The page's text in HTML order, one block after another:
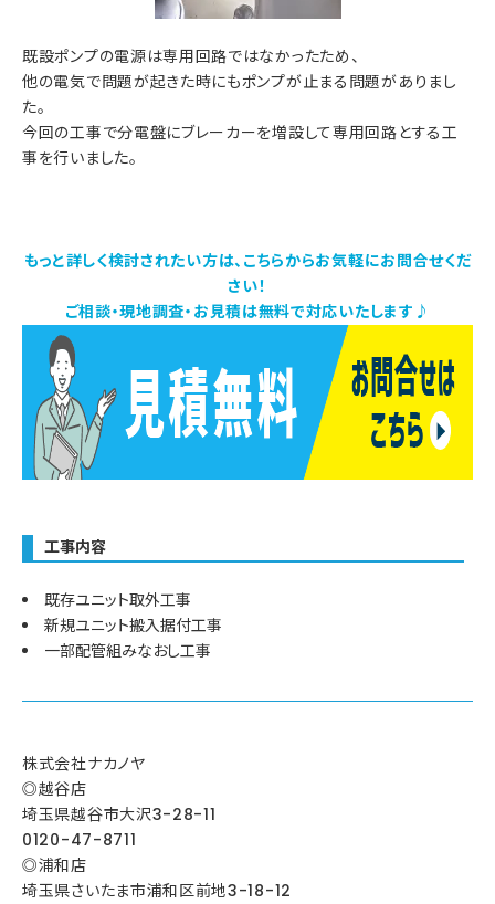
既設ポンプの電源は専用回路ではなかったため、
他の電気で問題が起きた時にもポンプが止まる問題がありまし
た。
今回の工事で分電盤にブレーカーを増設して専用回路とする工
事を行いました。
もっと詳しく検討されたい方は、こちらからお気軽にお問合せくだ
さい！
ご相談・現地調査・お見積は無料で対応いたします♪
工事内容
既存ユニット取外工事
新規ユニット搬入据付工事
一部配管組みなおし工事
株式会社ナカノヤ
◎越谷店
埼玉県越谷市大沢3-28-11
0120-47-8711
◎浦和店
埼玉県さいたま市浦和区前地3-18-12